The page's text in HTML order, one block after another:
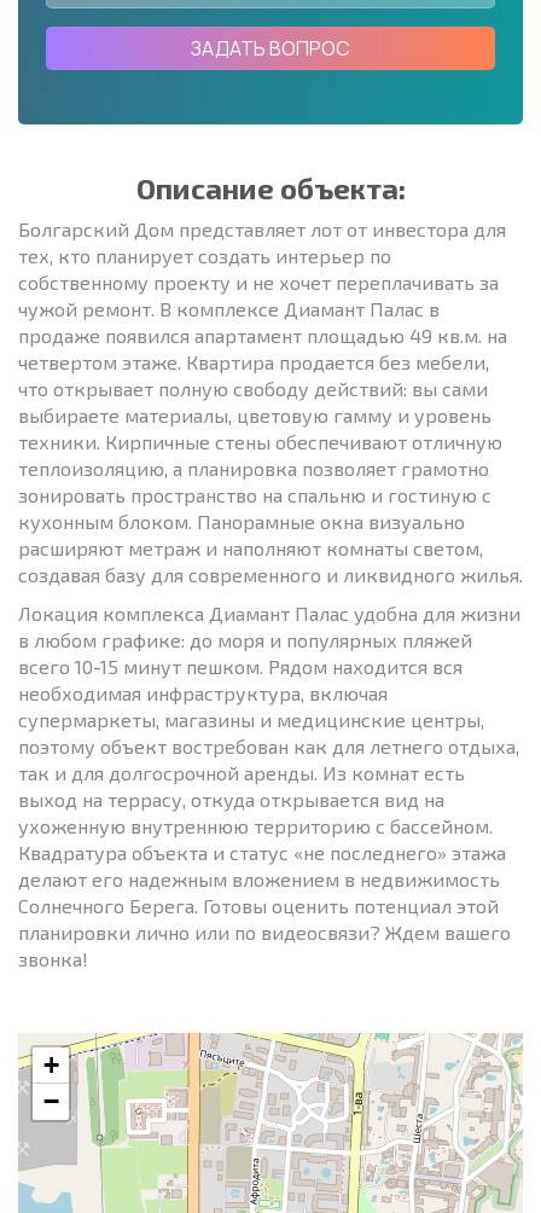
ЗАДАТЬ ВОПРОС
Описание объекта:
Болгарский Дом представляет лот от инвестора для
тех, кто планирует создать интерьер по
собственному проекту и не хочет переплачивать за
чужой ремонт. В комплексе Диамант Палас в
продаже появился апартамент площадью 49 кв.м. на
четвертом этаже. Квартира продается без мебели,
что открывает полную свободу действий: вы сами
выбираете материалы, цветовую гамму и уровень
техники. Кирпичные стены обеспечивают отличную
теплоизоляцию, а планировка позволяет грамотно
зонировать пространство на спальню и гостиную с
кухонным блоком. Панорамные окна визуально
расширяют метраж и наполняют комнаты светом,
создавая базу для современного и ликвидного жилья.
Локация комплекса Диамант Палас удобна для жизни
в любом графике: до моря и популярных пляжей
всего 10-15 минут пешком. Рядом находится вся
необходимая инфраструктура, включая
супермаркеты, магазины и медицинские центры,
поэтому объект востребован как для летнего отдыха,
так и для долгосрочной аренды. Из комнат есть
выход на террасу, откуда открывается вид на
ухоженную внутреннюю территорию с бассейном.
Квадратура объекта и статус «не последнего» этажа
делают его надежным вложением в недвижимость
Солнечного Берега. Готовы оценить потенциал этой
планировки лично или по видеосвязи? Ждем вашего
звонка!
+
−